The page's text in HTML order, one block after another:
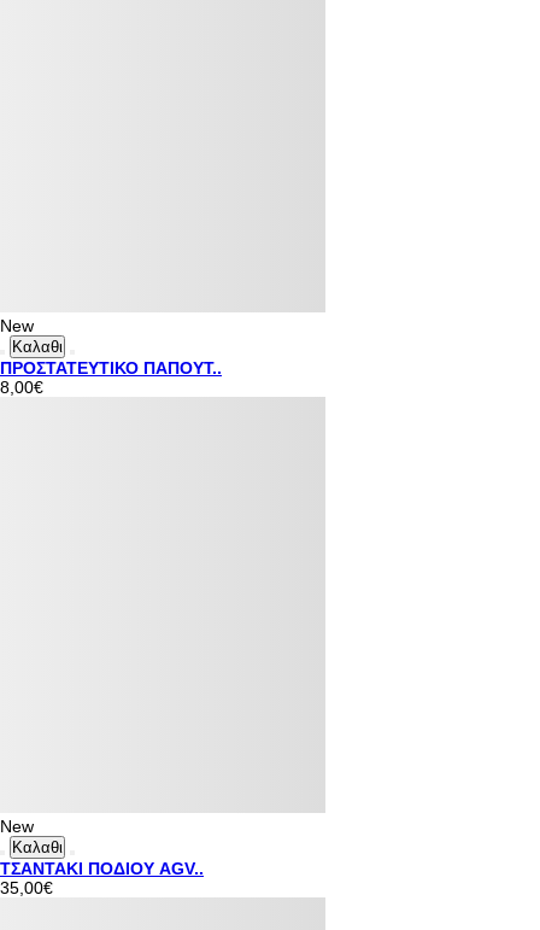
New
Καλαθι
ΠΡΟΣΤΑΤΕΥΤΙΚΟ ΠΑΠΟΥΤ..
8,00€
New
Καλαθι
ΤΣΑΝΤΑΚΙ ΠΟΔΙΟΥ AGV..
35,00€